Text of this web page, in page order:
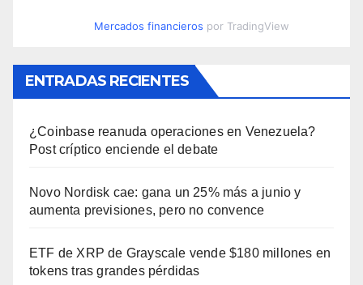
Mercados financieros por TradingView
ENTRADAS RECIENTES
¿Coinbase reanuda operaciones en Venezuela?
Post críptico enciende el debate
Novo Nordisk cae: gana un 25% más a junio y
aumenta previsiones, pero no convence
ETF de XRP de Grayscale vende $180 millones en
tokens tras grandes pérdidas